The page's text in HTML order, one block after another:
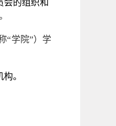
会的组织和
“学院”）学
。